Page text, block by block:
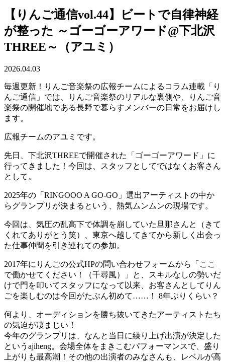
【りんご通信vol.44】ビートで自律神経
が整った ～ゴーゴーアワード@下北沢
THREE～（アユミ）
2026.04.03
毎週更新！りんご音楽祭の広報チームによるコラム連載「り
んご通信」では、りんご音楽祭のリアルな裏側や、りんご音
楽祭の開催地である長野で暮らすメンバーの日常をお届けし
ます。
広報チームのアユミです。
先日、下北沢THREEで開催された「ゴーゴーアワード」に
行ってきました！今回は、スタッフとしてではなくお客さん
として。
2025年の「RINGOOO A GO-GO」選出アーティストの中か
らグランプリが決まるという、熱気ムンムンの現場です。
今回は、気圧の乱高下で体調を崩していた旦那さんと（きて
くれてありがとう笑）、東京へ越してきてから新しく出会っ
た仕事仲間を引き連れての参加。
2017年にりんごの公式HPの問い合わせフォームから「ここ
で働かせてください！（千尋風）」と、スキルなしの勢いだ
けで門を叩いてスタッフになって以来、お客さんとしてりん
ごを楽しむのは今回がたぶん初めて……！ 8年ぶりくらい？
何より、オーディションを勝ち抜いてきたアーティストたち
の気迫が凄まじい！
今年のグランプリは、なんと当日に繰り上げ出演が決定した
というajiheng。会場全体をまきこむパフォーマンスで、盛り
上がりも最高潮！その他の出演者のみなさんも、レベルが高